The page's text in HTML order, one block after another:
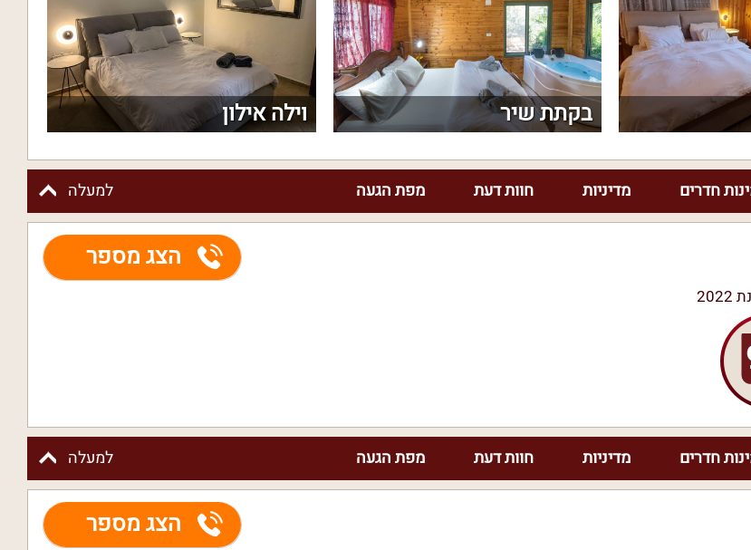
בקתת שיר וילה אילון
למעלה חדרים מדיניות חוות דעת מפת הגעה
הצג מספר
למעלה חדרים מדיניות חוות דעת מפת הגעה
הצג מספר